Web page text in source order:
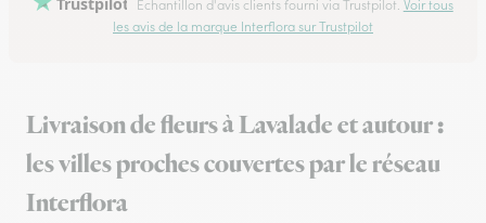
Trustpilot Échantillon d'avis clients fourni via Trustpilot. Voir tous
les avis de la marque Interflora sur Trustpilot
Livraison de fleurs à Lavalade et autour :
les villes proches couvertes par le réseau
Interflora